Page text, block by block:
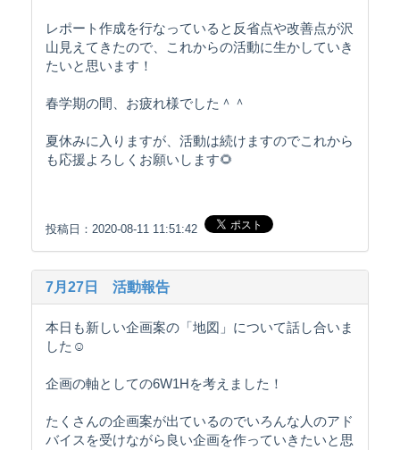
レポート作成を行なっていると反省点や改善点が沢
山見えてきたので、これからの活動に生かしていき
たいと思います！
春学期の間、お疲れ様でした＾＾
夏休みに入りますが、活動は続けますのでこれから
も応援よろしくお願いします🌻
投稿日：2020-08-11 11:51:42
7月27日 活動報告
本日も新しい企画案の「地図」について話し合いま
した☺️
企画の軸としての6W1Hを考えました！
たくさんの企画案が出ているのでいろんな人のアド
バイスを受けながら良い企画を作っていきたいと思